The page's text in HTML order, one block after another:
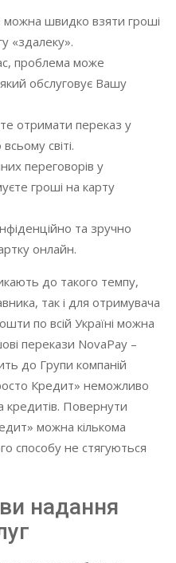
швидко взяти гроші
«здалеку».
проблема може
обслуговує Вашу
отримати переказ у
світі.
переговорів у
гроші на карту
та зручно
онлайн.
до такого темпу,
так і для отримувача
по всій Україні можна
перекази NovaPay –
до Групи компаній
Кредит» неможливо
кредитів. Повернути
можна кількома
способу не стягуються
надання